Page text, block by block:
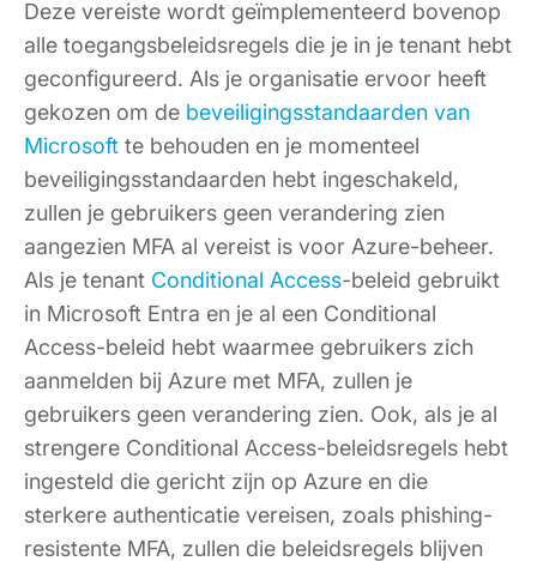
Deze vereiste wordt geïmplementeerd bovenop
alle toegangsbeleidsregels die je in je tenant hebt
geconfigureerd. Als je organisatie ervoor heeft
gekozen om de beveiligingsstandaarden van
Microsoft te behouden en je momenteel
beveiligingsstandaarden hebt ingeschakeld,
zullen je gebruikers geen verandering zien
aangezien MFA al vereist is voor Azure-beheer.
Als je tenant Conditional Access-beleid gebruikt
in Microsoft Entra en je al een Conditional
Access-beleid hebt waarmee gebruikers zich
aanmelden bij Azure met MFA, zullen je
gebruikers geen verandering zien. Ook, als je al
strengere Conditional Access-beleidsregels hebt
ingesteld die gericht zijn op Azure en die
sterkere authenticatie vereisen, zoals phishing-
resistente MFA, zullen die beleidsregels blijven